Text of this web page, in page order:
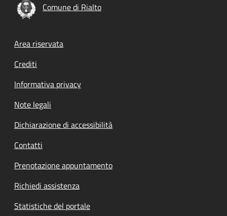
Comune di Rialto
Footer menu
Area riservata
Crediti
Informativa privacy
Note legali
Dichiarazione di accessibilità
Contatti
Prenotazione appuntamento
Richiedi assistenza
Statistiche del portale